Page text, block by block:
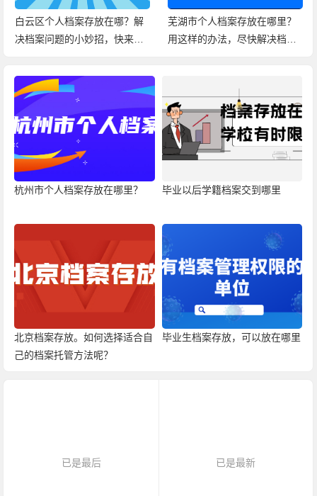
白云区个人档案存放在哪？解
决档案问题的小妙招，快来查
芜湖市个人档案存放在哪里？
用这样的办法，尽快解决档案
杭州市个人档案存放在哪里？ 毕业以后学籍档案交到哪里
北京档案存放。如何选择适合自
己的档案托管方法呢？
毕业生档案存放，可以放在哪里
已是最后 已是最新